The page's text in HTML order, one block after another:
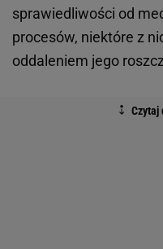
sprawiedliwości od
procesów, niektóre z
oddaleniem jego